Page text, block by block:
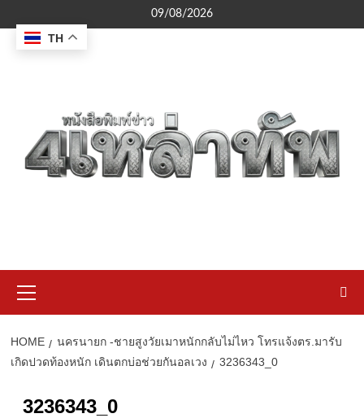
to
content
09/08/2026
Menu
HOME
นครนายก -ชายสูงวัยเมาหนักกลับไม่ไหว โทรแจ้งตร.มารับ
เกิดปวดท้องหนัก เดินตกบ่อช่วยกันอลเวง
3236343_0
3236343_0
TH